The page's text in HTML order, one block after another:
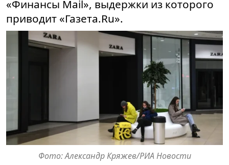
«Финансы Mail», выдержки из которого
приводит «Газета.Ru».
Фото: Александр Кряжев/РИА Новости